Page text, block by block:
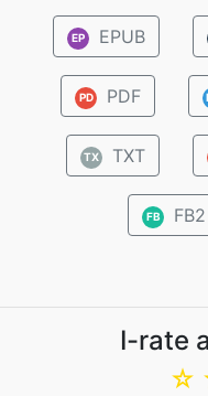
EP EPUB
PD PDF
TX TXT
FB FB2
I-rate
☆